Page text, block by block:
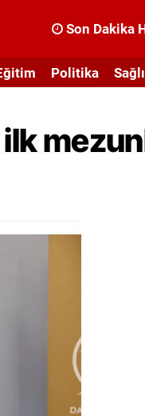
Son Dakika
Politika